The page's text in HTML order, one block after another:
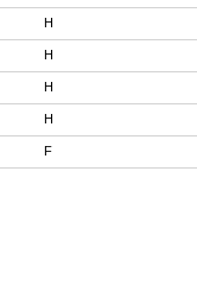
H
H
H
H
F